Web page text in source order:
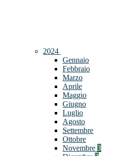
2024
Gennaio
Febbraio
Marzo
Aprile
Maggio
Giugno
Luglio
Agosto
Settembre
Ottobre
Novembre 3